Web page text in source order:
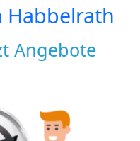
Habbelrath
Angebote